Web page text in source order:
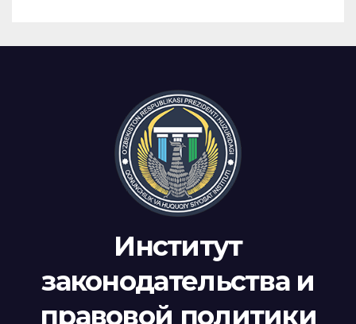
Институт
законодательства и
правовой политики